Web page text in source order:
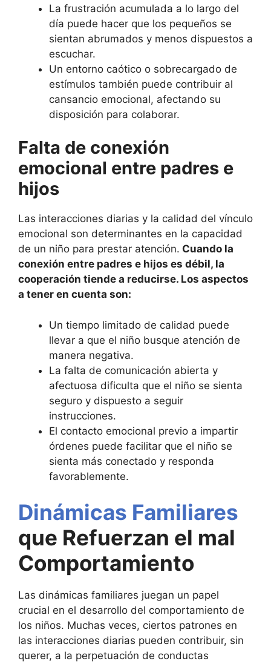
La frustración acumulada a lo largo del
día puede hacer que los pequeños se
sientan abrumados y menos dispuestos a
escuchar.
Un entorno caótico o sobrecargado de
estímulos también puede contribuir al
cansancio emocional, afectando su
disposición para colaborar.
Falta de conexión
emocional entre padres e
hijos
Las interacciones diarias y la calidad del vínculo
emocional son determinantes en la capacidad
de un niño para prestar atención. Cuando la
conexión entre padres e hijos es débil, la
cooperación tiende a reducirse. Los aspectos
a tener en cuenta son:
Un tiempo limitado de calidad puede
llevar a que el niño busque atención de
manera negativa.
La falta de comunicación abierta y
afectuosa dificulta que el niño se sienta
seguro y dispuesto a seguir
instrucciones.
El contacto emocional previo a impartir
órdenes puede facilitar que el niño se
sienta más conectado y responda
favorablemente.
Dinámicas Familiares
que Refuerzan el mal
Comportamiento
Las dinámicas familiares juegan un papel
crucial en el desarrollo del comportamiento de
los niños. Muchas veces, ciertos patrones en
las interacciones diarias pueden contribuir, sin
querer, a la perpetuación de conductas